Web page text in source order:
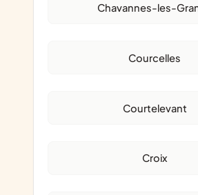
Chavannes-les-
Courcelles
Courtelevant
Croix